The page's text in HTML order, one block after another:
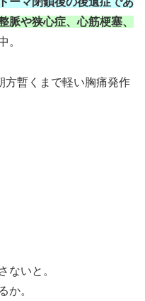
脈や狭心症、心筋梗塞、
。
方暫くまで軽い胸痛発作
ないと。
か。